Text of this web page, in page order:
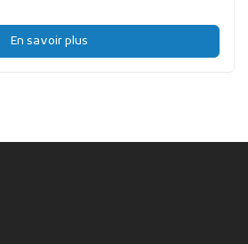
En savoir plus